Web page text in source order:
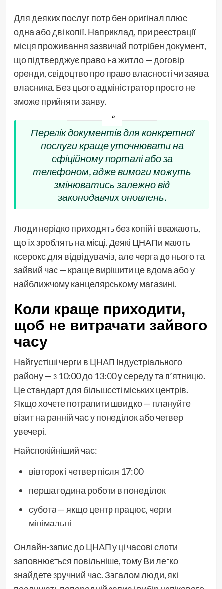
Для деяких послуг потрібен оригінал плюс
одна або дві копії. Наприклад, при реєстрації
місця проживання зазвичай потрібен документ,
що підтверджує право на житло — договір
оренди, свідоцтво про право власності чи заява
власника. Без цього адміністратор просто не
зможе прийняти заяву.
Перелік документів для конкретної
послуги краще уточнювати на
офіційному порталі або за
телефоном, адже вимоги можуть
змінюватись залежно від
законодавчих оновлень.
Люди нерідко приходять без копій і вважають,
що їх зроблять на місці. Деякі ЦНАПи мають
ксерокс для відвідувачів, але черга до нього та
зайвий час — краще вирішити це вдома або у
найближчому канцелярському магазині.
Коли краще приходити,
щоб не витрачати зайвого
часу
Найгустіші черги в ЦНАП Індустріального
району — з 10:00 до 13:00 у середу та п’ятницю.
Це стандарт для більшості міських центрів.
Якщо хочете потрапити швидко — плануйте
візит на ранній час у понеділок або четвер
увечері.
Найспокійніший час:
вівторок і четвер після 17:00
перша година роботи в понеділок
субота — якщо центр працює, черги
мінімальні
Онлайн-запис до ЦНАП у ці часові слоти
заповнюється повільніше, тому Ви легко
знайдете зручний час. Загалом люди, які